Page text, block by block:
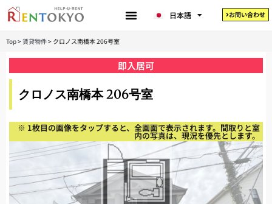
日本語
Tiếng Việt
お問い合わせ
Top>賃貸物件> クロノス南橋本 206号室
クロノス南橋本 206号室
即入居可
※ 1枚目の画像をタップすると、全画面で表示されます。間取りと室
内の写真は、現況を優先とします。